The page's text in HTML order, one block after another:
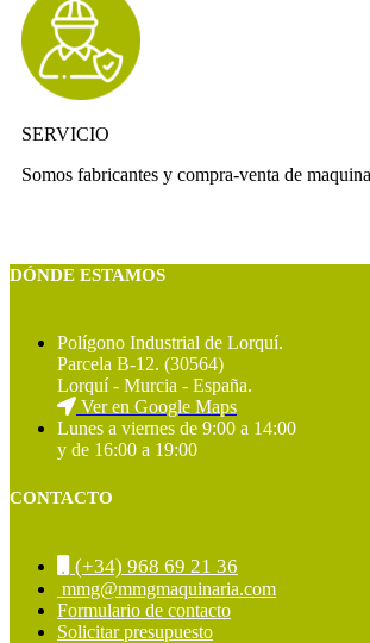
SERVICIO
Somos fabricantes y compra-venta de
DÓNDE ESTAMOS
Polígono Industrial de Lorquí.
Parcela B-12. (30564)
Lorquí - Murcia - España.
Ver en Google Maps
Lunes a viernes de 9:00 a 14:00
y de 16:00 a 19:00
CONTACTO
(+34) 968 69 21 36
mmg@mmgmaquinaria.com
Formulario de contacto
Solicitar presupuesto